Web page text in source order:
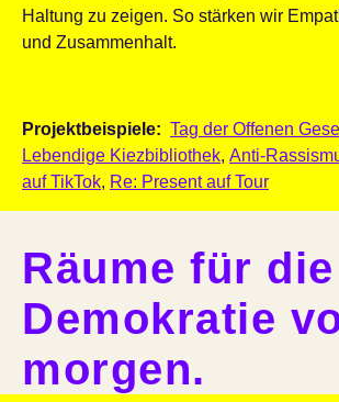
Haltung zu zeigen. So stärken wir
und Zusammenhalt.
Projektbeispiele: Tag der Offenen
Lebendige Kiezbibliothek, Anti-
auf TikTok, Re: Present auf Tour
Räume für die
Demokratie
morgen.